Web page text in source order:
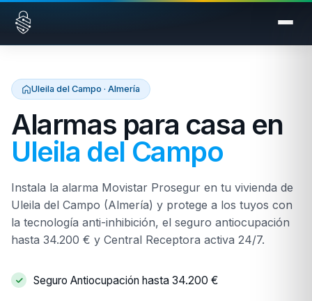
Saltar al contenido
Uleila del Campo · Almería
Alarmas para casa en
Uleila del Campo
Instala la alarma Movistar Prosegur en tu vivienda de
Uleila del Campo (Almería) y protege a los tuyos con
la tecnología anti-inhibición, el seguro antiocupación
hasta 34.200 € y Central Receptora activa 24/7.
Seguro Antiocupación hasta 34.200 €